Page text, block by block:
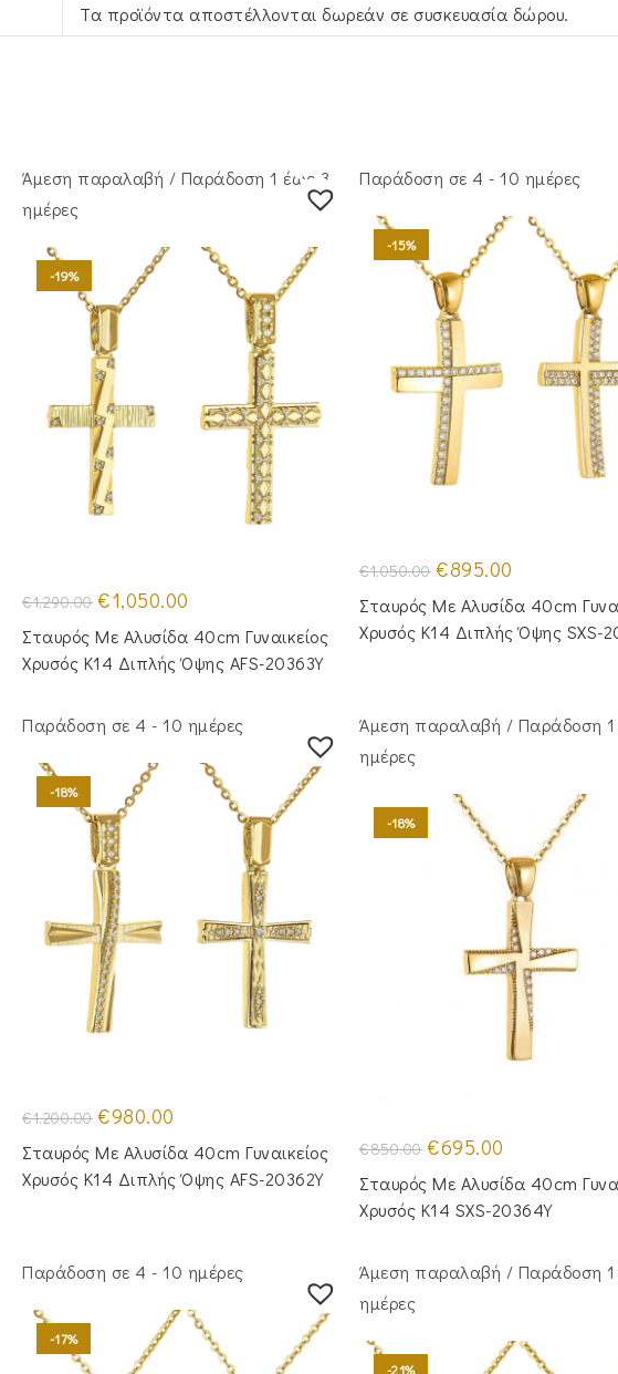
Τα προϊόντα αποστέλλονται δωρεάν σε συσκευασία δώρου.
Άμεση παραλαβή / Παράδoση 1 έως 3
ημέρες
-19%
€1,290.00 Original
price
was:
€1,290.00.
€1,050.00
τιμή
είναι:
€1,050.00.
Σταυρός Mε Aλυσίδα 40cm Γυναικείος
Χρυσός Κ14 Διπλής Όψης AFS-20363Y
Παράδοση σε 4 - 10 ημέρες
-15%
€1,050.00 Original
price
was:
€1,050.00.
€895.00
τιμή
είναι:
€895.00.
Σταυρός Με Αλυσίδα 40cm
Χρυσός Κ14 Διπλής Όψης SXS-
Παράδοση σε 4 - 10 ημέρες
-18%
€1,200.00 Original
price
was:
€1,200.00.
€980.00
τιμή
είναι:
€980.00.
Σταυρός Mε Aλυσίδα 40cm Γυναικείος
Χρυσός Κ14 Διπλής Όψης AFS-20362Y
Άμεση παραλαβή / Παράδoση
ημέρες
-18%
€850.00 Original
price
was:
€850.00.
€695.00
τιμή
είναι:
€695.00.
Σταυρός Με Αλυσίδα 40cm
Χρυσός Κ14 SXS-20364Y
Παράδοση σε 4 - 10 ημέρες
-17%
Άμεση παραλαβή / Παράδoση
ημέρες
-21%